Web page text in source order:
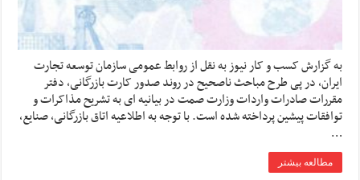
به گزارش کسب و کار نیوز به نقل از روابط عمومی سازمان توسعه تجارت
ایران، در پی طرح مباحث ناصحیح در روند صدور کارت بازرگانی، دفتر
مقررات صادرات واردات وزارت صمت در بیانیه ای به تشریح مذاکرات و
توافقات پیشین پرداخته شده است. با توجه به اطلاعیه اتاق بازرگانی، صنایع،
…
مطالعه بیشتر